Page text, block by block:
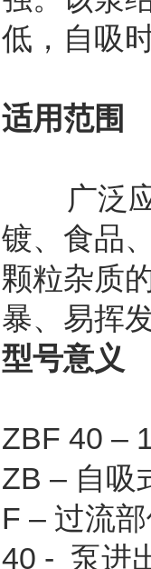
低，自吸
适用范围
广泛应
镀、食品
颗粒杂质
暴、易挥
型号意义
ZBF 40 –
ZB – 自吸
F – 过流
40 - 泵进